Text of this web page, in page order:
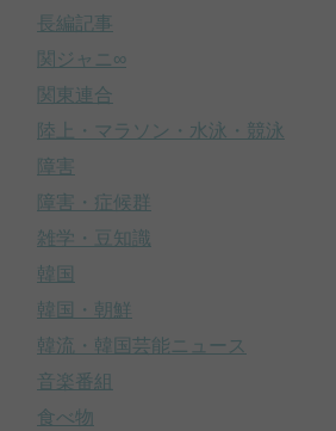
長編記事
関ジャニ∞
関東連合
陸上・マラソン・水泳・競泳
障害
障害・症候群
雑学・豆知識
韓国
韓国・朝鮮
韓流・韓国芸能ニュース
音楽番組
食べ物